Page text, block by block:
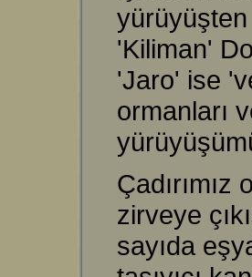
'Kiliman'
'Jaro' ise
ormanları
zirveye
sayıda